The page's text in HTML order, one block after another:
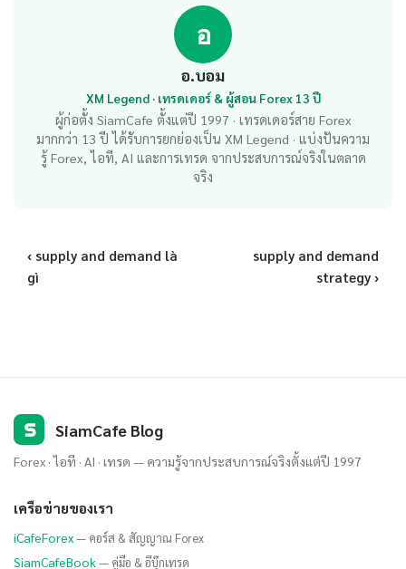
อ
อ.บอม
XM Legend · เทรดเดอร์ & ผู้สอน Forex 13 ปี
ผู้ก่อตั้ง SiamCafe ตั้งแต่ปี 1997 · เทรดเดอร์สาย Forex
มากกว่า 13 ปี ได้รับการยกย่องเป็น XM Legend · แบ่งปันความ
รู้ Forex, ไอที, AI และการเทรด จากประสบการณ์จริงในตลาด
จริง
‹ supply and demand là
gì
supply and demand
strategy ›
S SiamCafe Blog
Forex · ไอที · AI · เทรด — ความรู้จากประสบการณ์จริงตั้งแต่ปี 1997
เครือข่ายของเรา
iCafeForex— คอร์ส & สัญญาณ Forex
SiamCafeBook— คู่มือ & อีบุ๊กเทรด